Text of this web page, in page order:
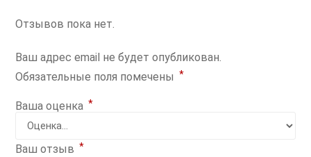
Отзывов пока нет.
Ваш адрес email не будет опубликован.
Обязательные поля помечены *
Ваша оценка *
Ваш отзыв *